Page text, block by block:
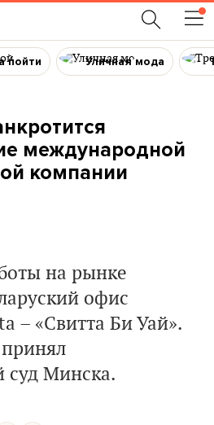
пойти Уличная мода
международной
компании
на рынке
офис
– «Свитта Би Уай».
суд Минска.